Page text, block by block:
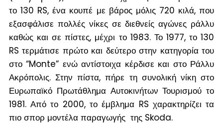
το 130 RS, ένα κουπέ με βάρος μόλις 720 κιλά, που
εξασφάλισε πολλές νίκες σε διεθνείς αγώνες ράλλυ
καθώς και σε πίστες, μέχρι το 1983. Το 1977, το 130
RS τερμάτισε πρώτο και δεύτερο στην κατηγορία του
στο “Monte” ενώ αντίστοιχα κέρδισε και στο Ράλλυ
Ακρόπολις. Στην πίστα, πήρε τη συνολική νίκη στο
Ευρωπαϊκό Πρωτάθλημα Αυτοκινήτων Τουρισμού το
1981. Από το 2000, το έμβλημα RS χαρακτηρίζει τα
πιο σπορ μοντέλα παραγωγής της Skoda.